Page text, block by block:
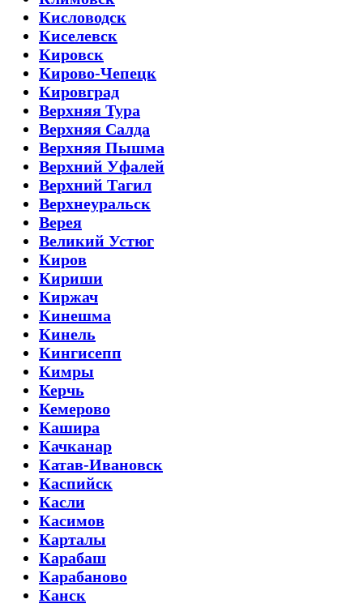
Кисловодск
Киселевск
Кировск
Кирово-Чепецк
Кировград
Верхняя Тура
Верхняя Салда
Верхняя Пышма
Верхний Уфалей
Верхний Тагил
Верхнеуральск
Верея
Великий Устюг
Киров
Кириши
Киржач
Кинешма
Кинель
Кингисепп
Кимры
Керчь
Кемерово
Кашира
Качканар
Катав-Ивановск
Каспийск
Касли
Касимов
Карталы
Карабаш
Карабаново
Канск